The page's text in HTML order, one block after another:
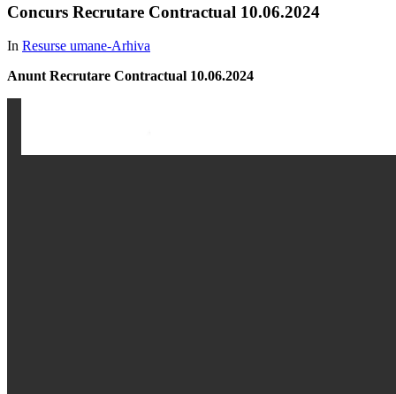
Concurs Recrutare Contractual 10.06.2024
In Resurse umane-Arhiva
Anunt Recrutare Contractual 10.06.2024